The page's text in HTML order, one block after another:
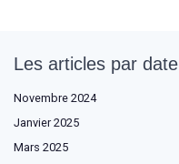
Les articles par date
Novembre 2024
Janvier 2025
Mars 2025